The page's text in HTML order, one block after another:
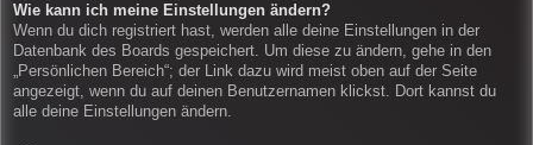
Wie kann ich meine Einstellungen ändern?
Wenn du dich registriert hast, werden alle deine Einstellungen in der
Datenbank des Boards gespeichert. Um diese zu ändern, gehe in den
„Persönlichen Bereich“; der Link dazu wird meist oben auf der Seite
angezeigt, wenn du auf deinen Benutzernamen klickst. Dort kannst du
alle deine Einstellungen ändern.